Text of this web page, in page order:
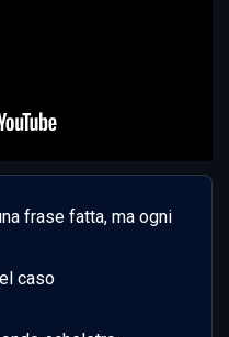
frase fatta, ma ogni
caso